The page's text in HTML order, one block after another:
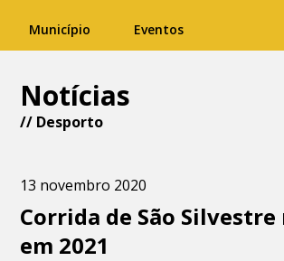
Município Eventos
Notícias
// Desporto
13 novembro 2020
Corrida de São Silvestre
em 2021